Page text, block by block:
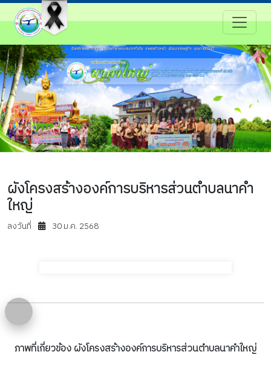
ผังโครงสร้างองค์การบริหารส่วนตำบลนาคำ
ใหญ่
ลงวันที่ 30 ม.ค. 2568
ภาพที่เกี่ยวข้อง ผังโครงสร้างองค์การบริหารส่วนตำบลนาคำใหญ่